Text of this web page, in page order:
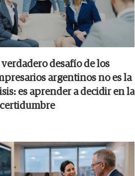
verdadero desafío de los
argentinos no es la
es aprender a decidir en la